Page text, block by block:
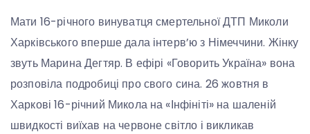
Мати 16-річного винуватця смертельної ДТП Миколи
Харківського вперше дала інтерв’ю з Німеччини. Жінку
звуть Марина Дегтяр. В ефірі «Говорить Україна» вона
розповіла подробиці про свого сина. 26 жовтня в
Харкові 16-річний Микола на «Інфініті» на шаленій
швидкості виїхав на червоне світло і викликав